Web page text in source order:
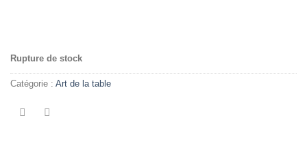
Rupture de stock
Catégorie : Art de la table